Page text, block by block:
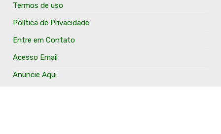
Termos de uso
Política de Privacidade
Entre em Contato
Acesso Email
Anuncie Aqui